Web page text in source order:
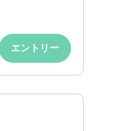
エントリー